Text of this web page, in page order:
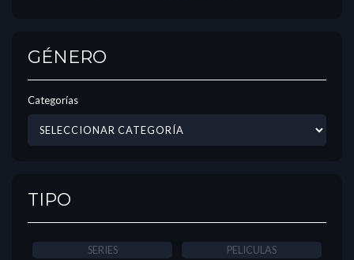
GÉNERO
Categorías
TIPO
SERIES PELICULAS